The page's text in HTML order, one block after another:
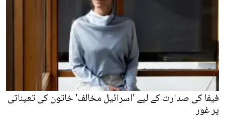
فیفا کی صدارت کے لیے 'اسرائیل مخالف' خاتون کی تعیناتی
پر غور